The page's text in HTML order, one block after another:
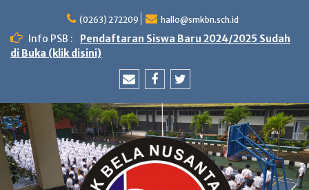
content
(0263) 272209 hallo@smkbn.sch.id
Info PSB :
Pendaftaran Siswa Baru 2024/2025 Sudah
di Buka (klik disini)